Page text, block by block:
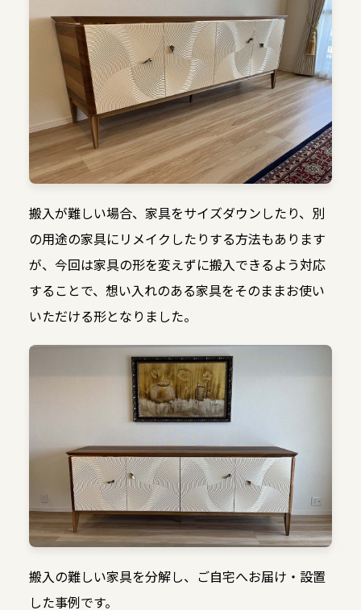
搬入が難しい場合、家具をサイズダウンしたり、別
の用途の家具にリメイクしたりする方法もあります
が、今回は家具の形を変えずに搬入できるよう対応
することで、想い入れのある家具をそのままお使い
いただける形となりました。
搬入の難しい家具を分解し、ご自宅へお届け・設置
した事例です。